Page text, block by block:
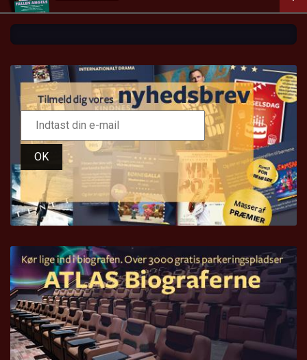
LÆS MERE
OK